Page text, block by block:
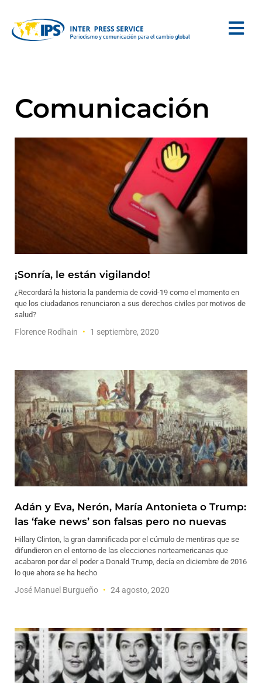
Comunicación
¡Sonría, le están vigilando!
¿Recordará la historia la pandemia de covid-19 como el momento en
que los ciudadanos renunciaron a sus derechos civiles por motivos de
salud?
Florence Rodhain 1 septiembre, 2020
Adán y Eva, Nerón, María Antonieta o Trump:
las ‘fake news’ son falsas pero no nuevas
Hillary Clinton, la gran damnificada por el cúmulo de mentiras que se
difundieron en el entorno de las elecciones norteamericanas que
acabaron por dar el poder a Donald Trump, decía en diciembre de 2016
lo que ahora se ha hecho
José Manuel Burgueño 24 agosto, 2020